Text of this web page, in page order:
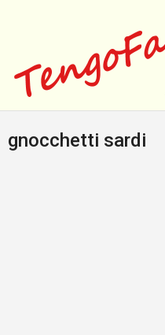
gnocchetti sardi